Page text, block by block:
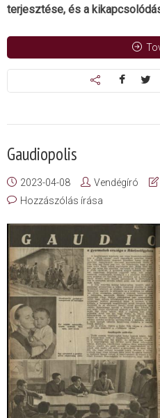
terjesztése, és a
Gaudiopolis
2023-04-08 Vendégíró
Hozzászólás írása